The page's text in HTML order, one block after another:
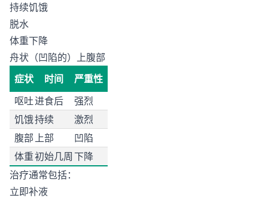
持续饥饿
脱水
体重下降
舟状（凹陷的）上腹部
症状
时间
严重性
呕吐进食后
强烈
饥饿持续
激烈
腹部 上部
凹陷
体重初始几周 下降
治疗通常包括：
立即补液